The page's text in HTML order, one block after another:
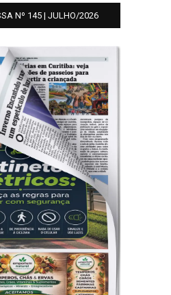
Nº 145 | JULHO/2026